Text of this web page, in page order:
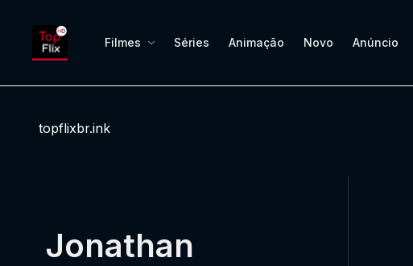
Filmes Séries Animação Novo Anúncio
topflixbr.ink
Jonathan